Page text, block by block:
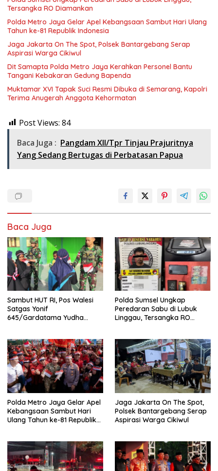
Tersangka RO Diamankan
Polda Metro Jaya Gelar Apel Kebangsaan Sambut Hari Ulang
Tahun ke-81 Republik Indonesia
Jaga Jakarta On The Spot, Polsek Bantargebang Serap
Aspirasi Warga Cikiwul
Dit Samapta Polda Metro Jaya Kerahkan Personel Bantu
Tangani Kebakaran Gedung Bapenda
Muktamar XVI Tapak Suci Resmi Dibuka di Semarang, Kapolri
Terima Anugerah Anggota Kehormatan
Post Views: 84
Baca Juga : Pangdam XII/Tpr Tinjau Prajuritnya
Yang Sedang Bertugas di Perbatasan Papua
Baca Juga
Sambut HUT RI, Pos Walesi
Satgas Yonif
645/Gardatama Yudha
Polda Sumsel Ungkap
Peredaran Sabu di Lubuk
Linggau, Tersangka RO
Polda Metro Jaya Gelar Apel
Kebangsaan Sambut Hari
Ulang Tahun ke-81 Republik
Jaga Jakarta On The Spot,
Polsek Bantargebang Serap
Aspirasi Warga Cikiwul